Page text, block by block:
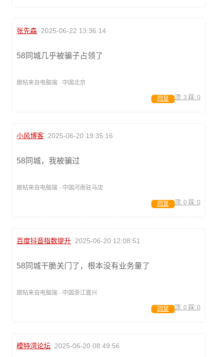
张先森 2025-06-22 13:36:14
58同城几乎被骗子占领了
跟帖来自电脑端 · 中国北京
顶: 3 踩: 0
回复
小风博客 2025-06-20 19:35:16
58同城，我被骗过
跟帖来自电脑端 · 中国河南驻马店
顶: 0 踩: 0
回复
百度抖音指数提升 2025-06-20 12:08:51
58同城干脆关门了，根本没有业务量了
跟帖来自电脑端 · 中国浙江嘉兴
顶: 0 踩: 0
回复
模特湾论坛 2025-06-20 08:49:56